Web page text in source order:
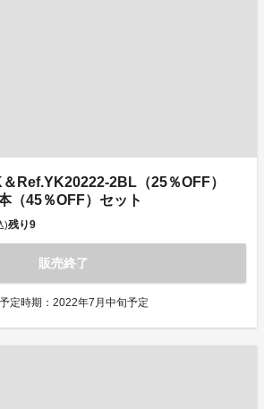
Ref.YK20222-2BL（25％OFF）
（45％OFF）セット
)残り9
販売終了
定時期：2022年7月中旬予定